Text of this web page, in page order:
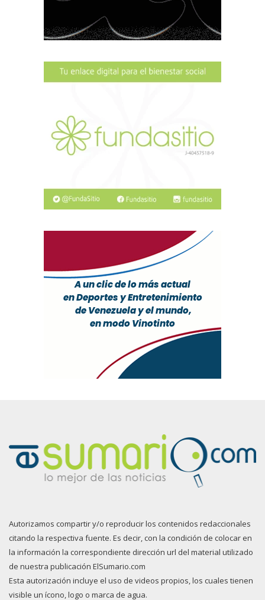
Autorizamos compartir y/o reproducir los contenidos redaccionales
citando la respectiva fuente. Es decir, con la condición de colocar en
la información la correspondiente dirección url del material utilizado
de nuestra publicación ElSumario.com
Esta autorización incluye el uso de videos propios, los cuales tienen
visible un ícono, logo o marca de agua.